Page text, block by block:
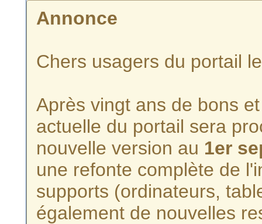
Annonce
Chers usagers du portail
Après vingt ans de bons
actuelle du portail sera
nouvelle version au 1er
une refonte complète de
supports (ordinateurs,
également de nouvelles